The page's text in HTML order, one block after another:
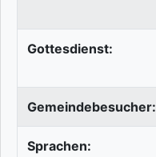
Gottesdienst:
Gemeindebesucher:
Sprachen: